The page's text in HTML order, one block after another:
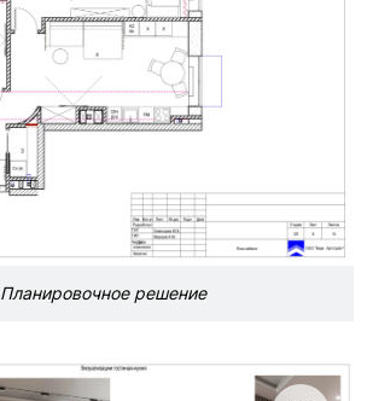
Планировочное решение